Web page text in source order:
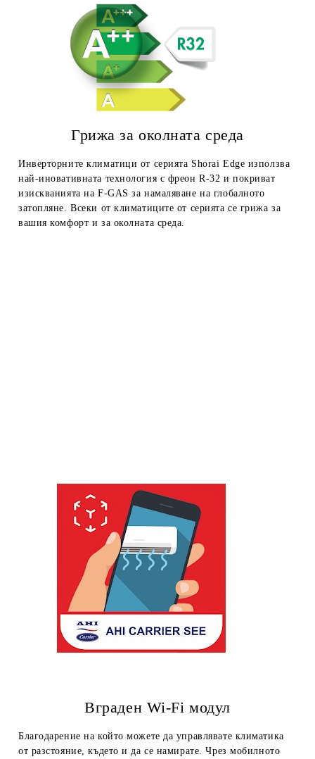
Грижа за околната среда
Инверторните климатици от серията Shorai Edge използва
най-иновативната технология с фреон R-32 и покриват
изискванията на F-GAS за намаляване на глобалното
затопляне. Всеки от климатиците от серията се грижа за
вашия комфорт и за околната среда.
Вграден Wi-Fi модул
Благодарение на който можете да управлявате климатика
от разстояние, където и да се намирате. Чрез мобилното